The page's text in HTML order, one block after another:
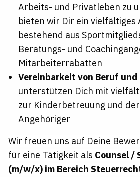
Arbeits- und Privatleben zu
bieten wir Dir ein vielfältiges
bestehend aus
Beratungs- und
Mitarbeiterrabatten
Vereinbarkeit von Beruf und
unterstützen Dich mit
zur Kinderbetreuung und
Angehöriger
Wir freuen uns auf Deine
für eine Tätigkeit als Counsel /
(m/w/x) im Bereich